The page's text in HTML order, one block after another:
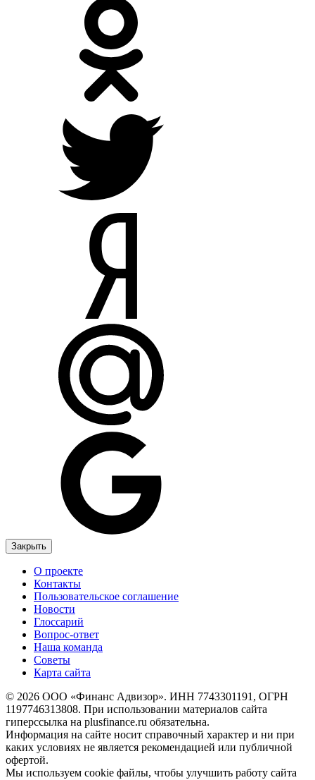
Закрыть
О проекте
Контакты
Пользовательское соглашение
Новости
Глоссарий
Вопрос-ответ
Наша команда
Советы
Карта сайта
© 2026 ООО «Финанс Адвизор». ИНН 7743301191, ОГРН
1197746313808. При использовании материалов сайта
гиперссылка на plusfinance.ru обязательна.
Информация на сайте носит справочный характер и ни при
каких условиях не является рекомендацией или публичной
офертой.
Мы используем cookie файлы, чтобы улучшить работу сайта